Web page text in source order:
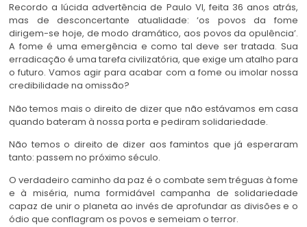
Recordo a lúcida advertência de Paulo VI, feita 36 anos atrás,
mas de desconcertante atualidade: ‘os povos da fome
dirigem-se hoje, de modo dramático, aos povos da opulência’.
A fome é uma emergência e como tal deve ser tratada. Sua
erradicação é uma tarefa civilizatória, que exige um atalho para
o futuro. Vamos agir para acabar com a fome ou imolar nossa
credibilidade na omissão?
Não temos mais o direito de dizer que não estávamos em casa
quando bateram à nossa porta e pediram solidariedade.
Não temos o direito de dizer aos famintos que já esperaram
tanto: passem no próximo século.
O verdadeiro caminho da paz é o combate sem tréguas à fome
e à miséria, numa formidável campanha de solidariedade
capaz de unir o planeta ao invés de aprofundar as divisões e o
ódio que conflagram os povos e semeiam o terror.